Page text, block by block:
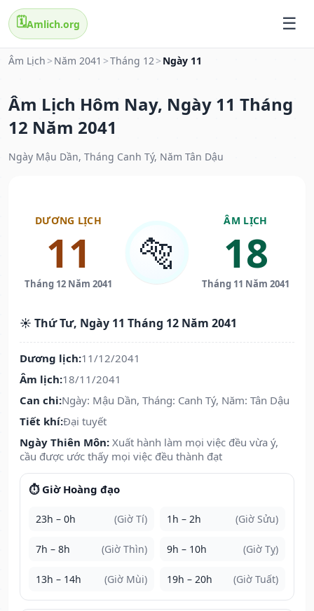
🗓️Amlich.org
Âm Lịch > Năm 2041 >Tháng 12> Ngày 11
Âm Lịch Hôm Nay, Ngày 11 Tháng
12 Năm 2041
Ngày Mậu Dần, Tháng Canh Tý, Năm Tân Dậu
DƯƠNG LỊCH
11
Tháng 12 Năm 2041
🐅
ÂM LỊCH
18
Tháng 11 Năm 2041
☀️ Thứ Tư, Ngày 11 Tháng 12 Năm 2041
Dương lịch:11/12/2041
Âm lịch:18/11/2041
Can chi:Ngày: Mậu Dần, Tháng: Canh Tý, Năm: Tân Dậu
Tiết khí:Đại tuyết
Ngày Thiên Môn: Xuất hành làm mọi việc đều vừa ý,
cầu được ước thấy mọi việc đều thành đạt
⏱️ Giờ Hoàng đạo
23h – 0h (Giờ Tí) 1h – 2h (Giờ Sửu)
7h – 8h (Giờ Thìn) 9h – 10h (Giờ Tỵ)
13h – 14h (Giờ Mùi) 19h – 20h (Giờ Tuất)